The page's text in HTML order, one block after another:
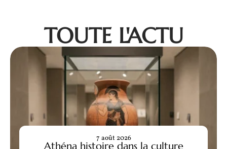
TOUTE L'ACTU
Athéna histoire dans la culture
7 août 2026